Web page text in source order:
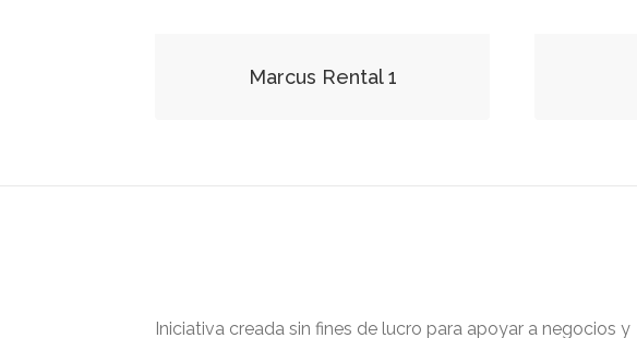
Marcus Rental 1
Iniciativa creada sin fines de lucro para apoyar a negocios y